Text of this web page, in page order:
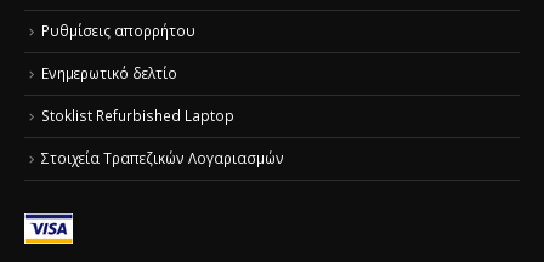
Ρυθμίσεις απορρήτου
Ενημερωτικό δελτίο
Stoklist Refurbished Laptop
Στοιχεία Τραπεζικών Λογαριασμών